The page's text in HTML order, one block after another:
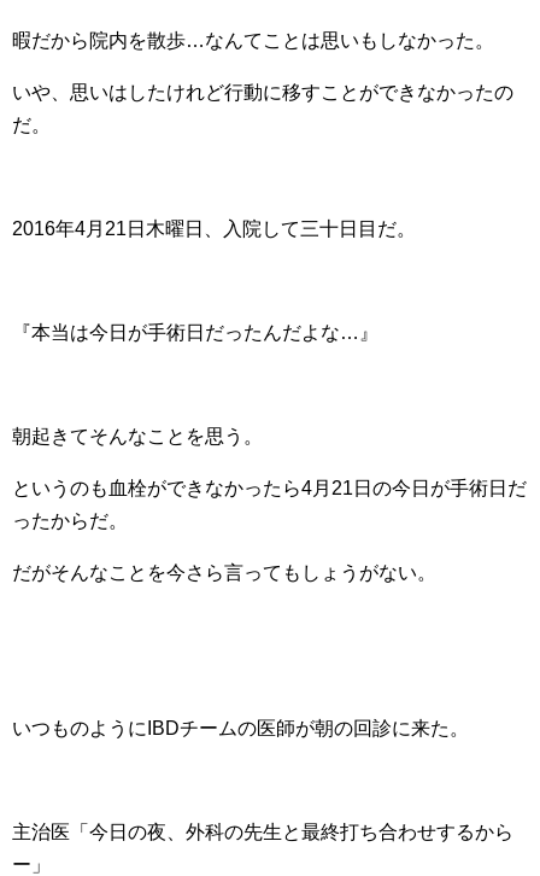
暇だから院内を散歩…なんてことは思いもしなかった。
いや、思いはしたけれど行動に移すことができなかったの
だ。
2016年4月21日木曜日、入院して三十日目だ。
『本当は今日が手術日だったんだよな…』
朝起きてそんなことを思う。
というのも血栓ができなかったら4月21日の今日が手術日だ
ったからだ。
だがそんなことを今さら言ってもしょうがない。
いつものようにIBDチームの医師が朝の回診に来た。
主治医「今日の夜、外科の先生と最終打ち合わせするから
ー」